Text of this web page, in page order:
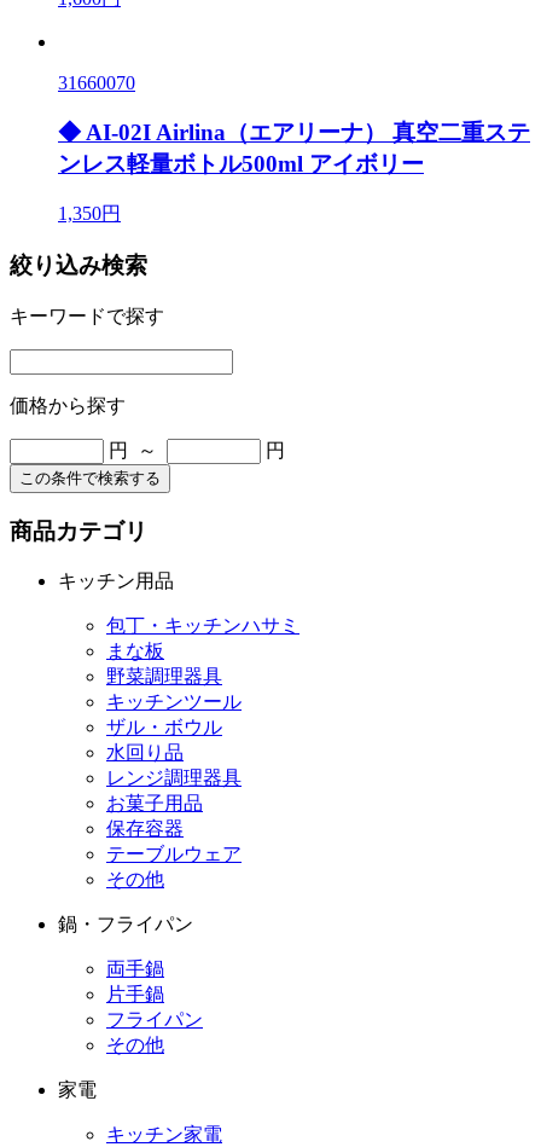
31660070
◆ AI-02I Airlina（エアリーナ） 真空二重ステ
ンレス軽量ボトル500ml アイボリー
1,350円
絞り込み検索
キーワードで探す
価格から探す
円 ～ 円
この条件で検索する
商品カテゴリ
キッチン用品
包丁・キッチンハサミ
まな板
野菜調理器具
キッチンツール
ザル・ボウル
水回り品
レンジ調理器具
お菓子用品
保存容器
テーブルウェア
その他
鍋・フライパン
両手鍋
片手鍋
フライパン
その他
家電
キッチン家電